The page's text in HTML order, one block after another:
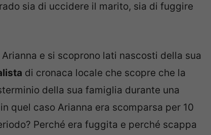
sia di uccidere il marito, sia di fuggire
e si scoprono lati nascosti della sua
di cronaca locale che scopre che la
della sua famiglia durante una
quel caso Arianna era scomparsa per 10
Perché era fuggita e perché scappa